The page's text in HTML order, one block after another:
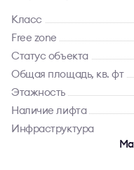
Класс
Free zone
Статус объекта
Общая площадь, кв. фт
Этажность
Наличие лифта
Инфраструктура